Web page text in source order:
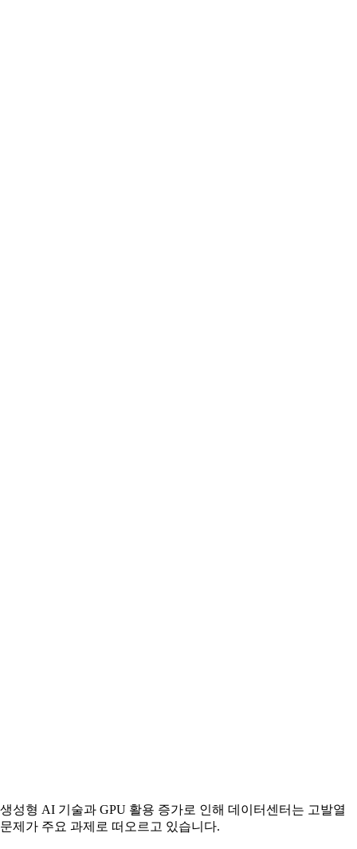
생성형 AI 기술과 GPU 활용 증가로 인해 데이터센터는 고발열
문제가 주요 과제로 떠오르고 있습니다.